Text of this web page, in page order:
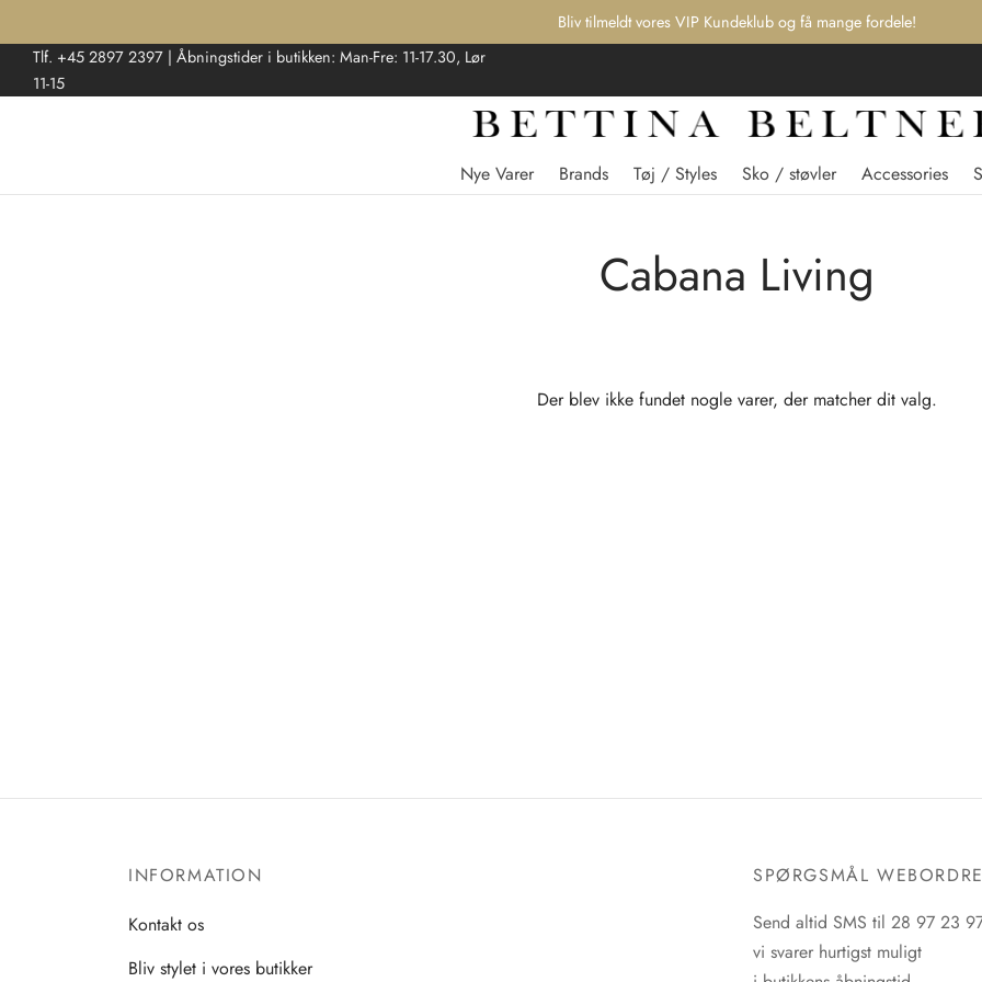
Bliv tilmeldt vores VIP Kundeklub og få mange fordele!
Tlf. +45 2897 2397 | Åbningstider i butikken: Man-Fre: 11-17.30, Lør
11-15
Nye Varer Brands Tøj / Styles Sko / støvler Accessories
Cabana Living
Der blev ikke fundet nogle varer, der matcher dit valg.
INFORMATION
Kontakt os
Bliv stylet i vores butikker
SPØRGSMÅL
Send altid SMS til 28 97 23
vi svarer hurtigst muligt